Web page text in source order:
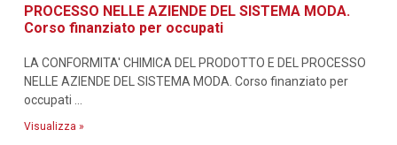
PROCESSO NELLE AZIENDE DEL SISTEMA MODA.
Corso finanziato per occupati
LA CONFORMITA' CHIMICA DEL PRODOTTO E DEL PROCESSO
NELLE AZIENDE DEL SISTEMA MODA. Corso finanziato per
occupati ...
Visualizza »